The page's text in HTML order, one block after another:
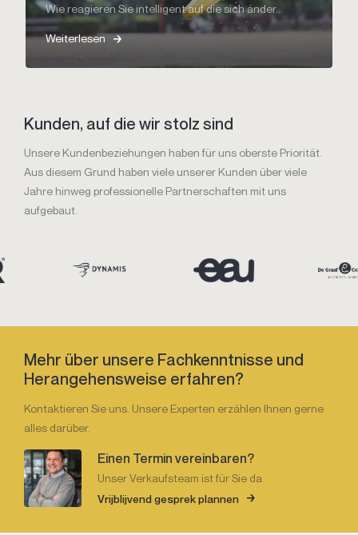
Wie reagieren Sie intelligent auf die sich änder...
Weiterlesen
Kunden, auf die wir stolz sind
Unsere Kundenbeziehungen haben für uns oberste Priorität.
Aus diesem Grund haben viele unserer Kunden über viele
Jahre hinweg professionelle Partnerschaften mit uns
aufgebaut.
Mehr über unsere Fachkenntnisse und
Herangehensweise erfahren?
Kontaktieren Sie uns. Unsere Experten erzählen Ihnen gerne
alles darüber.
Einen Termin vereinbaren?
Unser Verkaufsteam ist für Sie da
Vrijblijvend gesprek plannen